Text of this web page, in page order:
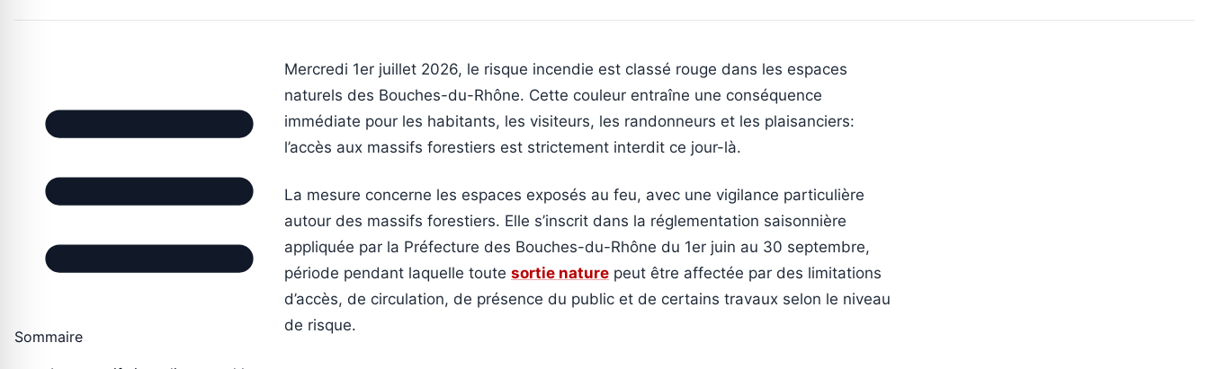
Sommaire
Mercredi 1er juillet 2026, le risque incendie est classé rouge dans les espaces
naturels des Bouches-du-Rhône. Cette couleur entraîne une conséquence
immédiate pour les habitants, les visiteurs, les randonneurs et les plaisanciers:
l’accès aux massifs forestiers est strictement interdit ce jour-là.
La mesure concerne les espaces exposés au feu, avec une vigilance particulière
autour des massifs forestiers. Elle s’inscrit dans la réglementation saisonnière
appliquée par la Préfecture des Bouches-du-Rhône du 1er juin au 30 septembre,
période pendant laquelle toute sortie nature peut être affectée par des limitations
d’accès, de circulation, de présence du public et de certains travaux selon le niveau
de risque.